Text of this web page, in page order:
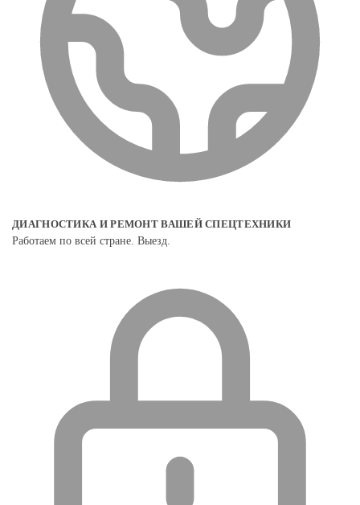
ДИАГНОСТИКА И РЕМОНТ ВАШЕЙ СПЕЦТЕХНИКИ
Работаем по всей стране. Выезд.